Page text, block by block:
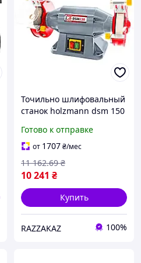
Точильно шлифовальный
станок holzmann dsm 150
заточки и шлифовки
Готово к отправке
от 1707₴/мес
10 241 ₴
11 162.69 ₴
Купить
RAZZAKAZ 100%